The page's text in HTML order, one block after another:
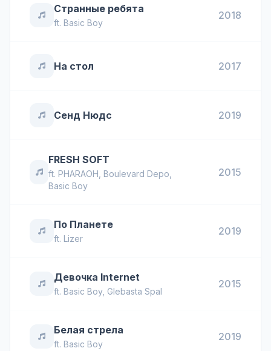
Странные ребята
ft. Basic Boy
2018
На стол 2017
Сенд Нюдс 2019
FRESH SOFT
ft.PHARAOH ,Boulevard Depo
Basic Boy
2015
По Планете
ft. Lizer
2019
Девочка Internet
ft. Basic Boy, Glebasta Spal
2015
Белая стрела
ft. Basic Boy
2019